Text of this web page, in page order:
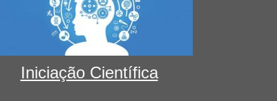
Iniciação Científica